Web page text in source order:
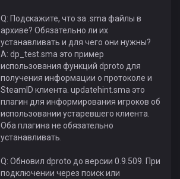
Q: Подскажите, что за .sma файлы в
архиве? Обязательно ли их
устанавливать и для чего они нужны?
А: dp_test.sma это пример
использования функций dproto для
получения информации о протоколе и
SteamID клиента. updatehint.sma это
плагин для информирования игроков об
использовании устаревшего клиента.
Оба плагина не обязательно
устанавливать.
Q: Обновил dproto до версии 0.9.509. При
подключении через поиск или